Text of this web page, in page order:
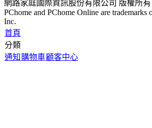
網路家庭國際資訊股份有限公司 版權所
PChome and PChome Online are trademarks
Inc.
首頁
分類
通知 購物車顧客中心